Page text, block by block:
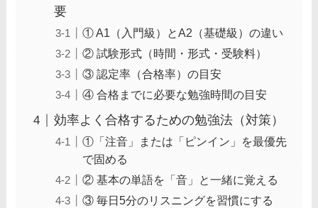
要
① A1（入門級）とA2（基礎級）の違い
② 試験形式（時間・形式・受験料）
③ 認定率（合格率）の目安
④ 合格までに必要な勉強時間の目安
効率よく合格するための勉強法（対策）
①「注音」または「ピンイン」を最優先
で固める
② 基本の単語を「音」と一緒に覚える
③ 毎日5分のリスニングを習慣にする